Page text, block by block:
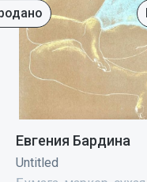
Евгения Бардина
Untitled